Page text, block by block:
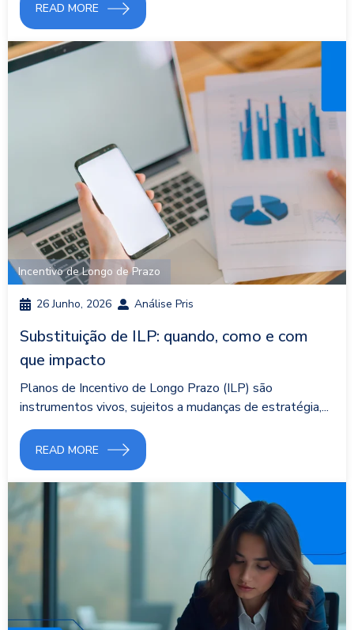
READ MORE
Incentivo de Longo de Prazo
26 Junho, 2026 Análise Pris
Substituição de ILP: quando, como e com
que impacto
Planos de Incentivo de Longo Prazo (ILP) são
instrumentos vivos, sujeitos a mudanças de estratégia,...
READ MORE